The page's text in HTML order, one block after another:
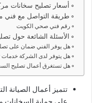
أسعار تصليح سخانات
طريقة التواصل مع فني
رقم فني صحي الكويت
الأسئلة الشائعة حول
هل يوفر الفني ضمان على
هل يتوفر لدى الشركة
هل تستغرق أعمال تصليح
تتميز أعمال الصيانة